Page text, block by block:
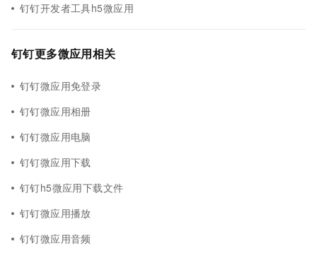
钉钉开发者工具h5微应用
钉钉更多微应用相关
钉钉微应用免登录
钉钉微应用相册
钉钉微应用电脑
钉钉微应用下载
钉钉h5微应用下载文件
钉钉微应用播放
钉钉微应用音频